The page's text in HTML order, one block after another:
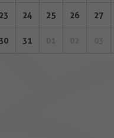
23 24 25 26 27
30 31